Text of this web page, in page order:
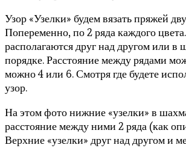
Узор «Узелки» будем вязать пряжей
Попеременно, по 2 ряда каждого
располагаются друг над другом или в
порядке. Расстояние между рядами
можно 4 или 6. Смотря где будете
узор.
На этом фото нижние «узелки» в
расстояние между ними 2 ряда (как
Верхние «узелки» друг над другом и